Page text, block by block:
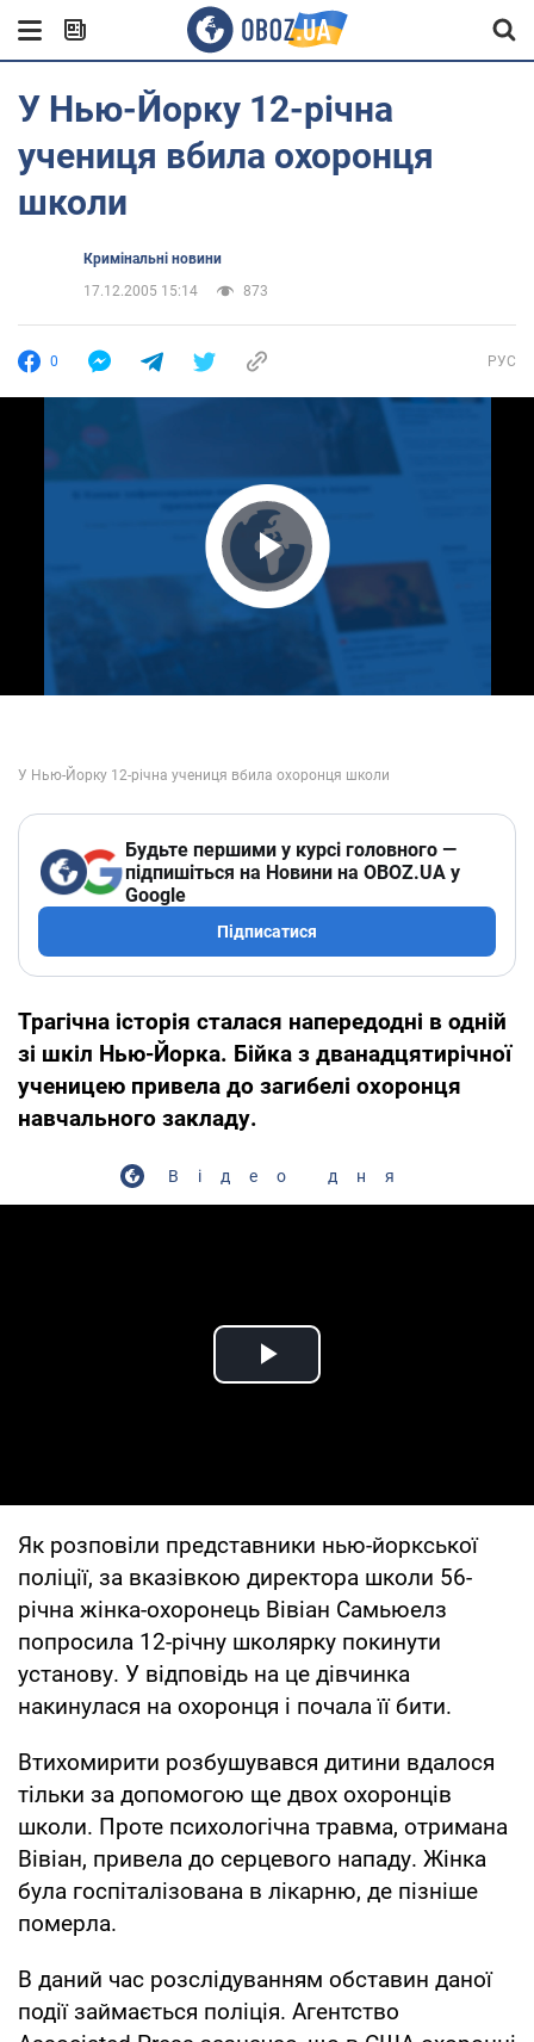
У Нью-Йорку 12-річна
учениця вбила охоронця
школи
Кримінальні новини
17.12.2005 15:14
873
0 РУС
Play Video
Будьте першими у курсі головного —
підпишіться на Новини на OBOZ.UA у
Google
Підписатися
Трагічна історія сталася напередодні в одній
зі шкіл Нью-Йорка. Бійка з дванадцятирічної
ученицею привела до загибелі охоронця
навчального закладу.
Відео дня
Play Video
Як розповіли представники нью-йоркської
поліції, за вказівкою директора школи 56-
річна жінка-охоронець Вівіан Самьюелз
попросила 12-річну школярку покинути
установу. У відповідь на це дівчинка
накинулася на охоронця і почала її бити.
Втихомирити розбушувався дитини вдалося
тільки за допомогою ще двох охоронців
школи. Проте психологічна травма, отримана
Вівіан, привела до серцевого нападу. Жінка
була госпіталізована в лікарню, де пізніше
померла.
В даний час розслідуванням обставин даної
події займається поліція. Агентство